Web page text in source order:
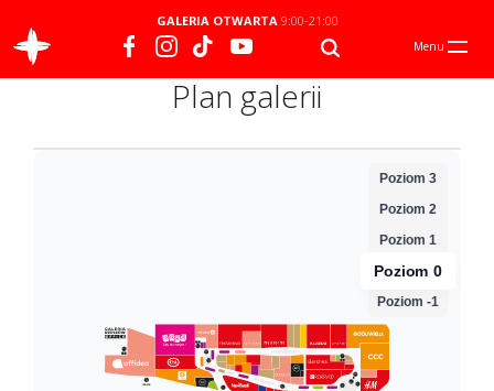
GALERIA OTWARTA9:00-21:00
Menu
Plan galerii